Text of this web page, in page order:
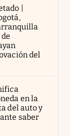
|
del
en la
del auto y
saber